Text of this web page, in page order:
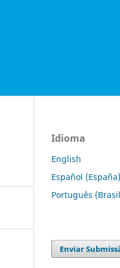
Idioma
English
Español (España)
Português
Enviar